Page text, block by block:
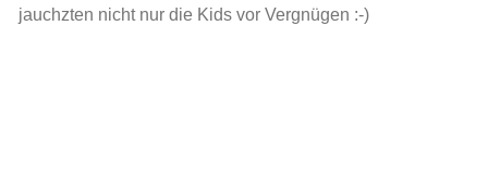
jauchzten nicht nur die Kids vor Vergnügen :-)